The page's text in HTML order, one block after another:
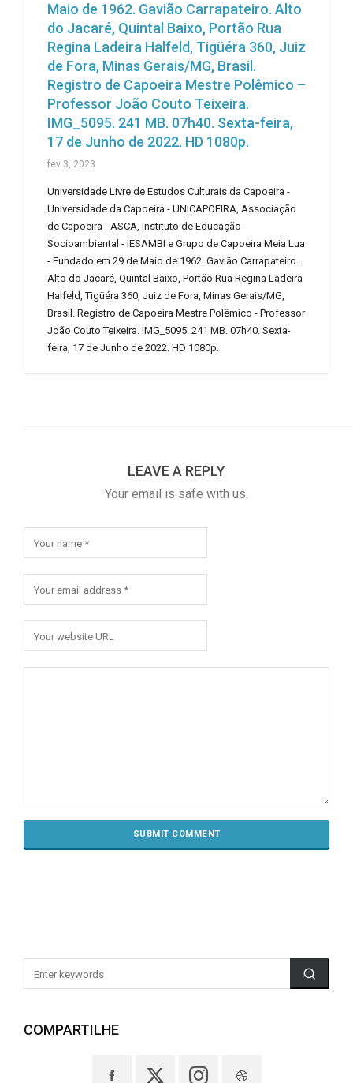
Maio de 1962. Gavião Carrapateiro. Alto
do Jacaré, Quintal Baixo, Portão Rua
Regina Ladeira Halfeld, Tigüéra 360, Juiz
de Fora, Minas Gerais/MG, Brasil.
Registro de Capoeira Mestre Polêmico –
Professor João Couto Teixeira.
IMG_5095. 241 MB. 07h40. Sexta-feira,
17 de Junho de 2022. HD 1080p.
fev 3, 2023
Universidade Livre de Estudos Culturais da Capoeira -
Universidade da Capoeira - UNICAPOEIRA, Associação
de Capoeira - ASCA, Instituto de Educação
Socioambiental - IESAMBI e Grupo de Capoeira Meia Lua
- Fundado em 29 de Maio de 1962. Gavião Carrapateiro.
Alto do Jacaré, Quintal Baixo, Portão Rua Regina Ladeira
Halfeld, Tigüéra 360, Juiz de Fora, Minas Gerais/MG,
Brasil. Registro de Capoeira Mestre Polêmico - Professor
João Couto Teixeira. IMG_5095. 241 MB. 07h40. Sexta-
feira, 17 de Junho de 2022. HD 1080p.
LEAVE A REPLY
Your email is safe with us.
COMPARTILHE